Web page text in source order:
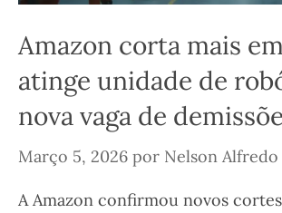
Amazon corta mais
atinge unidade de
nova vaga de
Março 5, 2026 por Nelson Alfredo
A Amazon confirmou novos